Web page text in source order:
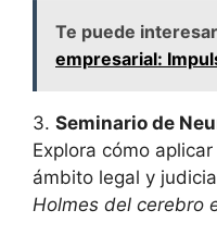
Te puede
empresarial:
3. Seminario de
Explora cómo
ámbito legal y
Holmes del cerebro